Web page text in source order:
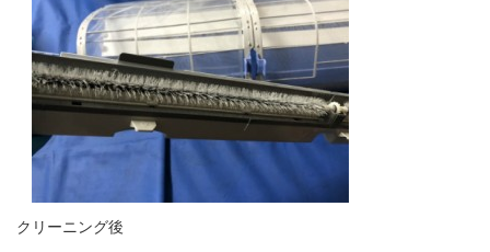
クリーニング後